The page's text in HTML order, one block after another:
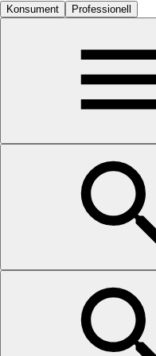
Konsument Professionell